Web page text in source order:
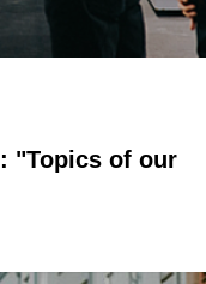
"Topics of our